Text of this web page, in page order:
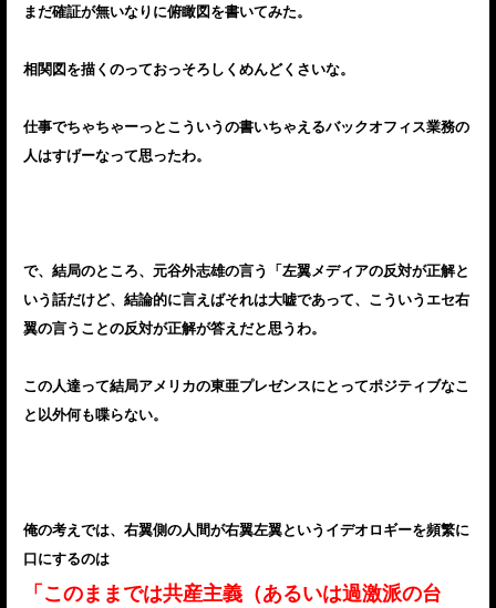
まだ確証が無いなりに俯瞰図を書いてみた。
相関図を描くのっておっそろしくめんどくさいな。
仕事でちゃちゃーっとこういうの書いちゃえるバックオフィス業務の
人はすげーなって思ったわ。
で、結局のところ、元谷外志雄の言う「左翼メディアの反対が正解と
いう話だけど、結論的に言えばそれは大嘘であって、こういうエセ右
翼の言うことの反対が正解が答えだと思うわ。
この人達って結局アメリカの東亜プレゼンスにとってポジティブなこ
と以外何も喋らない。
俺の考えでは、右翼側の人間が右翼左翼というイデオロギーを頻繁に
口にするのは
「このままでは共産主義（あるいは過激派の台